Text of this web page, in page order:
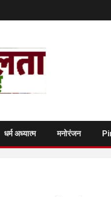
धर्म अध्यात्म मनोरंजन